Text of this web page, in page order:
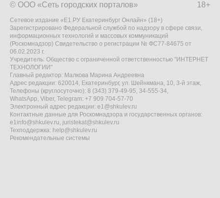
18+
© ООО «Сеть городских порталов»
Сетевое издание «Е1.РУ Екатеринбург Онлайн» (18+)
Зарегистрировано Федеральной службой по надзору в сфере связи,
информационных технологий и массовых коммуникаций
(Роскомнадзор) Свидетельство о регистрации № ФС77-84675 от
06.02.2023 г.
Учредитель: Общество с ограниченной ответственностью "ИНТЕРНЕТ
ТЕХНОЛОГИИ"
Главный редактор: Малкова Марина Андреевна
Адрес редакции: 620014, Екатеринбург, ул. Шейнкмана, 10, 3-й этаж,
Телефоны (круглосуточно): 8 (343) 379-49-95, 34-555-34,
WhatsApp, Viber, Telegram: +7 909 704-57-70
Электронный адрес редакции: e1@shkulev.ru
Контактные данные для Роскомнадзора и государственных органов:
e1info@shkulev.ru, juristekat@shkulev.ru
Техподдержка: help@shkulev.ru
Рекомендательные системы